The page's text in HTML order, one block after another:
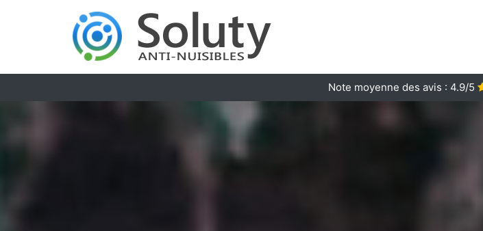
Note moyenne des avis : 4.9/5